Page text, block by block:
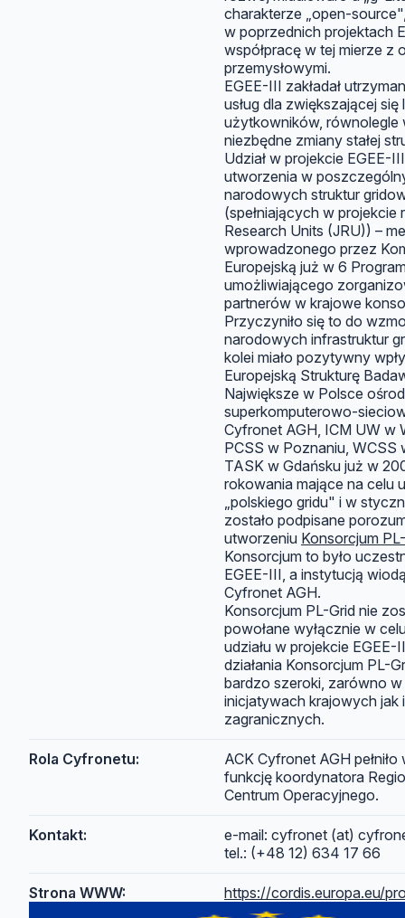
charakterze „open-
w poprzednich projektach
współpracę w tej mierze z
przemysłowymi.
EGEE-III zakładał
usług dla zwiększającej się
użytkowników, równolegle
niezbędne zmiany stałej
Udział w projekcie EGEE-
utworzenia w
narodowych struktur
(spełniających w projekcie
Research Units (JRU)) –
wprowadzonego przez
Europejską już w 6
umożliwiającego
partnerów w krajowe
Przyczyniło się to do
narodowych infrastruktur
kolei miało pozytywny
Europejską Strukturę
Największe w Polsce
superkomputerowo-
Cyfronet AGH, ICM UW w
PCSS w Poznaniu, WCSS
TASK w Gdańsku już w
rokowania mające na celu
„polskiego gridu" i w
zostało podpisane
utworzeniu Konsorcjum
Konsorcjum to było
EGEE-III, a instytucją
Cyfronet AGH.
Konsorcjum PL-Grid nie
powołane wyłącznie w
udziału w projekcie EGEE-
działania Konsorcjum PL-
bardzo szeroki, zarówno
inicjatywach krajowych jak i
zagranicznych.
Rola Cyfronetu:
ACK Cyfronet AGH
funkcję koordynatora
Centrum Operacyjnego.
Kontakt:
e-mail: cyfronet (at)
tel.: (+48 12) 634 17 66
Strona WWW: https://cordis.europa.eu/